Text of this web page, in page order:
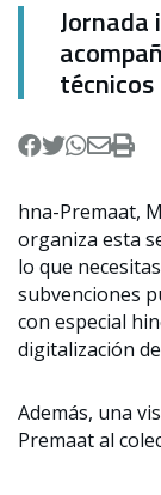
técnicos
hna-Premaat,
organiza esta
lo que
subvenciones
con especial
digitalización
Además, una
Premaat al